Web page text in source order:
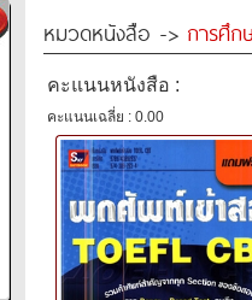
หมวดหนังสือ -> การศึก
คะแนนหนังสือ :
คะแนนเฉลี่ย : 0.00